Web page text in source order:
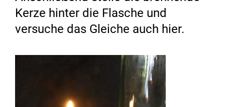
Kerze hinter die Flasche und
versuche das Gleiche auch hier.